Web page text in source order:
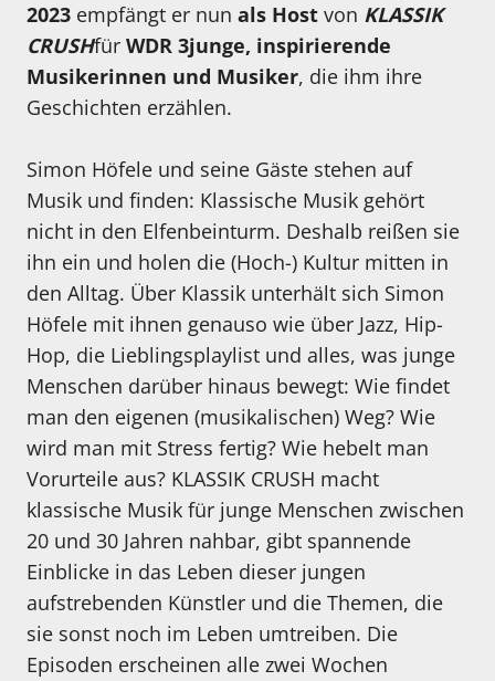
2023 empfängt er nun als Host von KLASSIK
CRUSHfür WDR 3junge, inspirierende
Musikerinnen und Musiker, die ihm ihre
Geschichten erzählen.
Simon Höfele und seine Gäste stehen auf
Musik und finden: Klassische Musik gehört
nicht in den Elfenbeinturm. Deshalb reißen sie
ihn ein und holen die (Hoch-) Kultur mitten in
den Alltag. Über Klassik unterhält sich Simon
Höfele mit ihnen genauso wie über Jazz, Hip-
Hop, die Lieblingsplaylist und alles, was junge
Menschen darüber hinaus bewegt: Wie findet
man den eigenen (musikalischen) Weg? Wie
wird man mit Stress fertig? Wie hebelt man
Vorurteile aus? KLASSIK CRUSH macht
klassische Musik für junge Menschen zwischen
20 und 30 Jahren nahbar, gibt spannende
Einblicke in das Leben dieser jungen
aufstrebenden Künstler und die Themen, die
sie sonst noch im Leben umtreiben. Die
Episoden erscheinen alle zwei Wochen